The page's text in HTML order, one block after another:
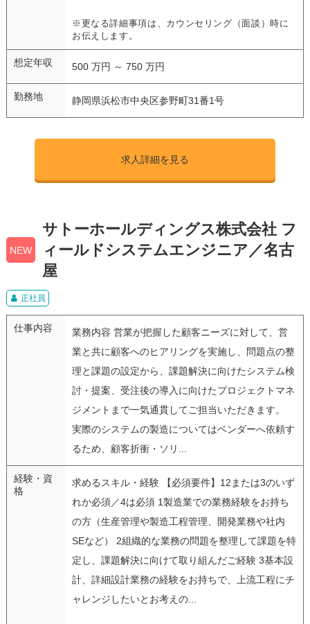
※更なる詳細事項は、カウンセリング（面談）時に
お伝えします。
想定年収 500 万円 ～ 750 万円
勤務地 静岡県浜松市中央区参野町31番1号
求人詳細を見る
NEW
サトーホールディングス株式会社 フ
ィールドシステムエンジニア／名古
屋
正社員
仕事内容
業務内容 営業が把握した顧客ニーズに対して、営
業と共に顧客へのヒアリングを実施し、問題点の整
理と課題の設定から、課題解決に向けたシステム検
討・提案、受注後の導入に向けたプロジェクトマネ
ジメントまで一気通貫してご担当いただきます。
実際のシステムの製造についてはベンダーへ依頼す
るため、顧客折衝・ソリ...
経験・資
格
求めるスキル・経験 【必須要件】12または3のいず
れか必須／4は必須 1製造業での業務経験をお持ち
の方（生産管理や製造工程管理、開発業務や社内
SEなど） 2組織的な業務の問題を整理して課題を特
定し、課題解決に向けて取り組んだご経験 3基本設
計、詳細設計業務の経験をお持ちで、上流工程にチ
ャレンジしたいとお考えの...